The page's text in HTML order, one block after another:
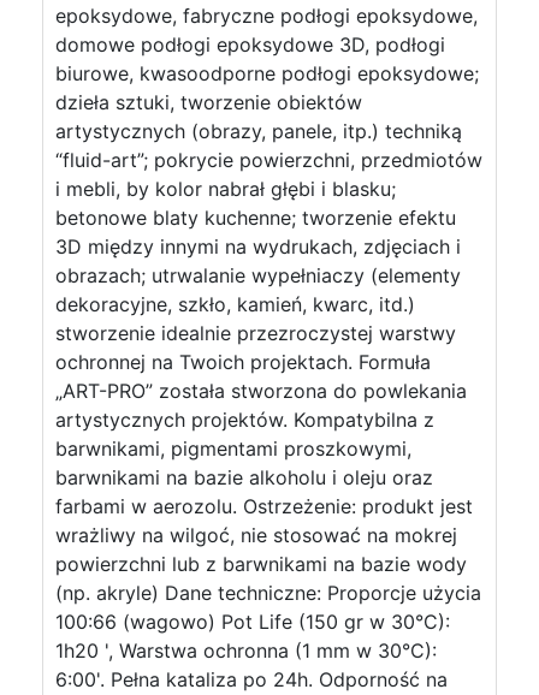
epoksydowe, fabryczne podłogi epoksydowe,
domowe podłogi epoksydowe 3D, podłogi
biurowe, kwasoodporne podłogi epoksydowe;
dzieła sztuki, tworzenie obiektów
artystycznych (obrazy, panele, itp.) techniką
“fluid-art”; pokrycie powierzchni, przedmiotów
i mebli, by kolor nabrał głębi i blasku;
betonowe blaty kuchenne; tworzenie efektu
3D między innymi na wydrukach, zdjęciach i
obrazach; utrwalanie wypełniaczy (elementy
dekoracyjne, szkło, kamień, kwarc, itd.)
stworzenie idealnie przezroczystej warstwy
ochronnej na Twoich projektach. Formuła
„ART-PRO” została stworzona do powlekania
artystycznych projektów. Kompatybilna z
barwnikami, pigmentami proszkowymi,
barwnikami na bazie alkoholu i oleju oraz
farbami w aerozolu. Ostrzeżenie: produkt jest
wrażliwy na wilgoć, nie stosować na mokrej
powierzchni lub z barwnikami na bazie wody
(np. akryle) Dane techniczne: Proporcje użycia
100:66 (wagowo) Pot Life (150 gr w 30°C):
1h20 ', Warstwa ochronna (1 mm w 30°C):
6:00'. Pełna kataliza po 24h. Odporność na